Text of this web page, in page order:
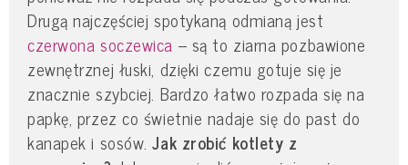
Drugą najczęściej spotykaną odmianą jest
czerwona soczewica – są to ziarna pozbawione
zewnętrznej łuski, dzięki czemu gotuje się je
znacznie szybciej. Bardzo łatwo rozpada się na
papkę, przez co świetnie nadaje się do past do
kanapek i sosów.Jak zrobić kotlety z